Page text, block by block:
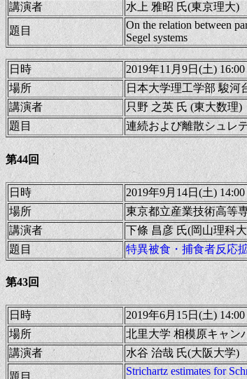
講演者
水上 雅昭 氏(東京理大)
題目
On the relation between
Segel systems
日時
2019年11月9日(土) 16:00
場所
日本大学理工学部 駿河
講演者
只野 之英 氏 (東大数理)
題目
連続および離散シュレ
第44回
日時
2019年9月14日(土) 14:00
場所
東京都立産業技術高等
講演者
下條 昌彦 氏(岡山理科
題目
特異被食・捕食者反応
第43回
日時
2019年6月15日(土) 14:00
場所
北里大学 相模原キャン
講演者
水谷 治哉 氏(大阪大学)
Strichartz estimates for